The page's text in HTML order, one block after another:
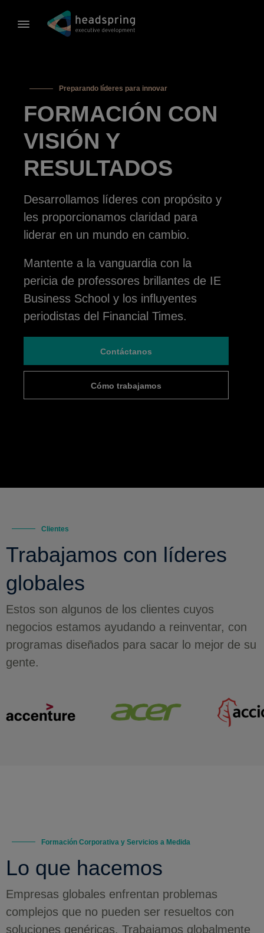
Preparando líderes para innovar
FORMACIÓN CON
VISIÓN Y
RESULTADOS
Desarrollamos líderes con propósito y
les proporcionamos claridad para
liderar en un mundo en cambio.
Mantente a la vanguardia con la
pericia de professores brillantes de IE
Business School y los influyentes
periodistas del Financial Times.
Contáctanos
Cómo trabajamos
Clientes
Trabajamos con líderes
globales
Estos son algunos de los clientes cuyos
negocios estamos ayudando a reinventar, con
programas diseñados para sacar lo mejor de su
gente.
Formación Corporativa y Servicios a Medida
Lo que hacemos
Empresas globales enfrentan problemas
complejos que no pueden ser resueltos con
soluciones genéricas. Trabajamos globalmente